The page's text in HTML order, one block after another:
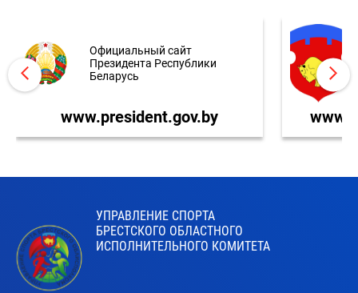
Официальный сайт
Президента Республики
Беларусь
www.president.gov.by
УПРАВЛЕНИЕ СПОРТА
БРЕСТСКОГО ОБЛАСТНОГО
ИСПОЛНИТЕЛЬНОГО КОМИТЕТА